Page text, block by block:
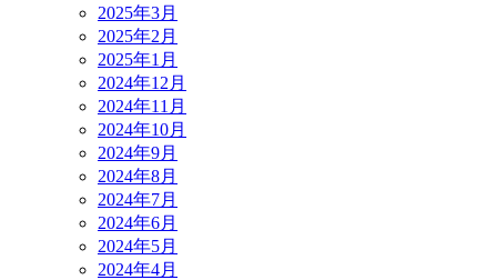
2025年3月
2025年2月
2025年1月
2024年12月
2024年11月
2024年10月
2024年9月
2024年8月
2024年7月
2024年6月
2024年5月
2024年4月